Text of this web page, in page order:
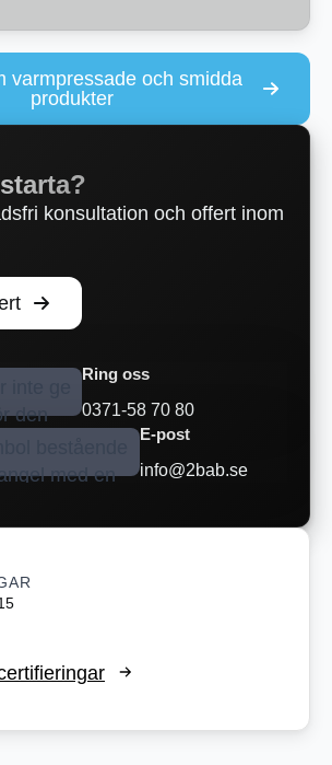
varmpressade och smidda
produkter
konsultation och offert inom
Ring oss
0371-58 70 80
E-post
info@2bab.se